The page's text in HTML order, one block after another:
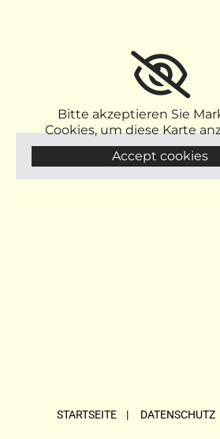
Bitte akzeptieren Sie
Cookies, um diese Karte
Accept cookies
STARTSEITE |